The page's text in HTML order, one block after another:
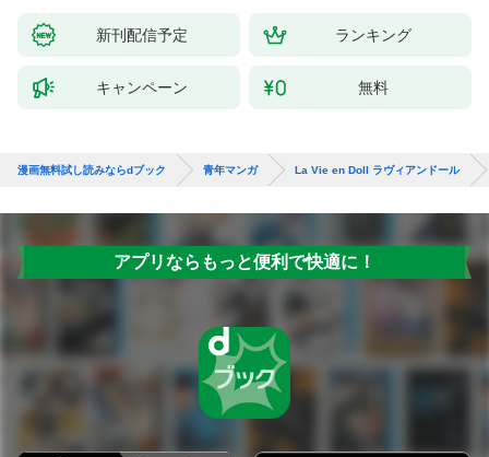
新刊配信予定 ランキング
キャンペーン 無料
漫画無料試し読みならdブック 青年マンガ La Vie en Doll ラヴィアンドール
アプリならもっと便利で快適に！